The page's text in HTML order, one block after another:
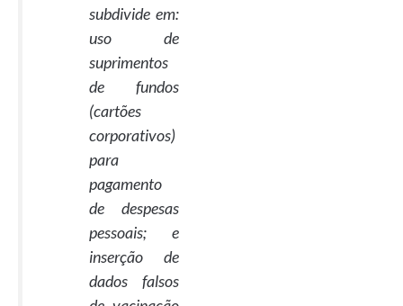
subdivide em:
uso de
suprimentos
de fundos
(cartões
corporativos)
para
pagamento
de despesas
pessoais; e
inserção de
dados falsos